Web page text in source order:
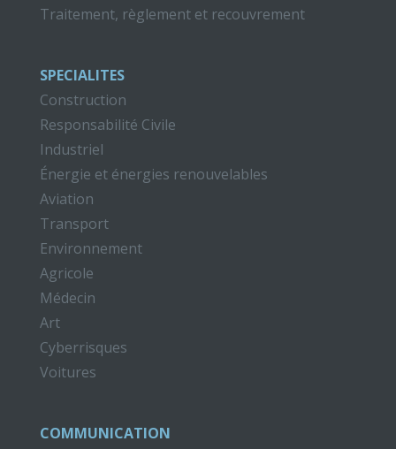
Traitement, règlement et recouvrement
SPECIALITES
Construction
Responsabilité Civile
Industriel
Énergie et énergies renouvelables
Aviation
Transport
Environnement
Agricole
Médecin
Art
Cyberrisques
Voitures
COMMUNICATION